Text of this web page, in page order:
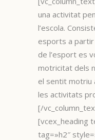
una activitat
l’escola.
esports a partir
de l’esport es
motricitat dels
el sentit motriu
les activitats
[/
[vcex_heading
tag=»h2″